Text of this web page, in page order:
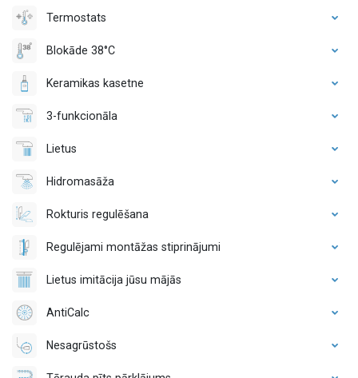
Termostats
Blokāde 38°C
Keramikas kasetne
3-funkcionāla
Lietus
Hidromasāža
Rokturis regulēšana
Regulējami montāžas stiprinājumi
Lietus imitācija jūsu mājās
AntiCalc
Nesagrūstošs